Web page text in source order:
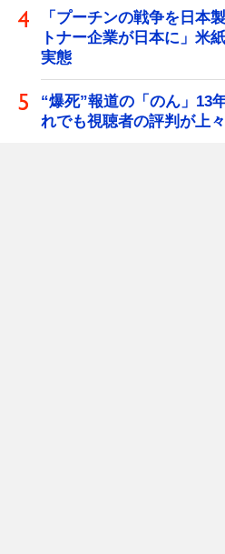
「プーチンの戦争を日本
トナー企業が日本に」米
実態
“爆死”報道の「のん」
れでも視聴者の評判が上